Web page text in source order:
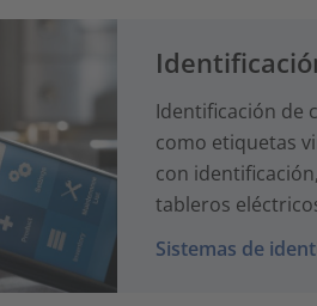
Identificación de
como etiquetas
con
tableros
Sistemas de